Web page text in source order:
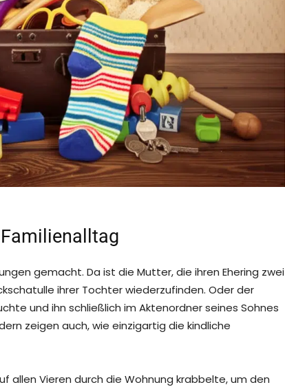
gemacht. Da ist die Mutter, die ihren Ehering zwei
ihrer Tochter wiederzufinden. Oder der
und ihn schließlich im Aktenordner seines Sohnes
zeigen auch, wie einzigartig die kindliche
allen Vieren durch die Wohnung krabbelte, um den